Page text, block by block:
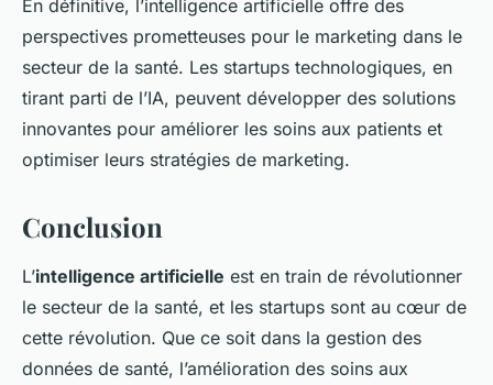
En définitive, l’intelligence artificielle offre des
perspectives prometteuses pour le marketing dans le
secteur de la santé. Les startups technologiques, en
tirant parti de l’IA, peuvent développer des solutions
innovantes pour améliorer les soins aux patients et
optimiser leurs stratégies de marketing.
Conclusion
L’intelligence artificielle est en train de révolutionner
le secteur de la santé, et les startups sont au cœur de
cette révolution. Que ce soit dans la gestion des
données de santé, l’amélioration des soins aux